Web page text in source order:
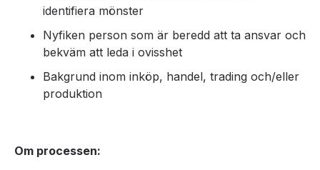
identifiera mönster
Nyfiken person som är beredd att ta ansvar och
bekväm att leda i ovisshet
Bakgrund inom inköp, handel, trading och/eller
produktion
Om processen: